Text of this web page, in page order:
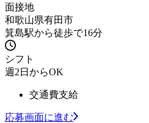
面接地
和歌山県有田市
箕島駅から徒歩で16分
シフト
週2日からOK
交通費支給
応募画面に進む